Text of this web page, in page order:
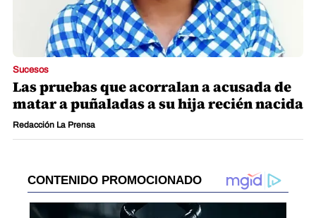
Sucesos
Las pruebas que acorralan a acusada de
matar a puñaladas a su hija recién nacida
Redacción La Prensa